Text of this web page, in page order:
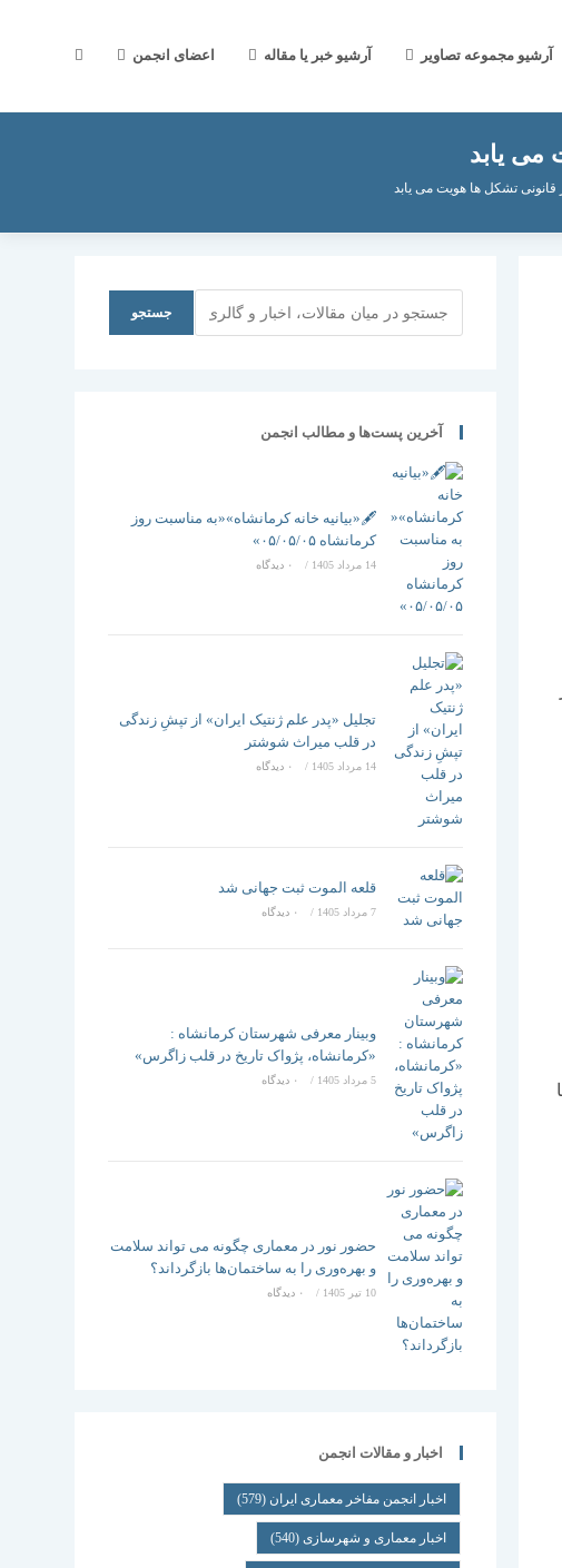
آرشیو مجموعه تصاویر آرشیو خبر یا مقاله اعضای انجمن جستجوی
یابد
تشکل ها هویت می یابد
جستجو
آخرین پست‌ها و مطالب انجمن
🖋️«بیانیه خانه کرمانشاه»«به مناسبت روز
کرمانشاه ۰۵/۰۵/۰۵»
14 مرداد 1405 / ۰ دیدگاه
تجلیل «پدر علم ژنتیک ایران» از تپشِ زندگی
در قلب میراث شوشتر
14 مرداد 1405 / ۰ دیدگاه
قلعه الموت ثبت جهانی شد
7 مرداد 1405 / ۰ دیدگاه
وبینار معرفی شهرستان کرمانشاه :
«کرمانشاه، پژواک تاریخ در قلب زاگرس»
5 مرداد 1405 / ۰ دیدگاه
حضور نور در معماری چگونه می تواند سلامت
و بهره‌وری را به ساختمان‌ها بازگرداند؟
10 تیر 1405 / ۰ دیدگاه
اخبار و مقالات انجمن
اخبار انجمن مفاخر معماری ایران (579)
اخبار معماری و شهرسازی(540)